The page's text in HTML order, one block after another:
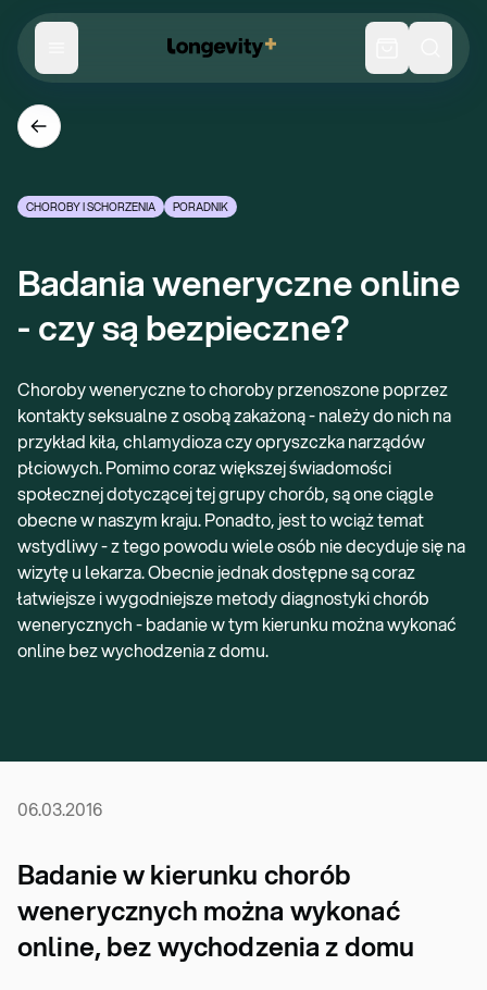
CHOROBY I SCHORZENIA PORADNIK
Badania weneryczne online
- czy są bezpieczne?
Choroby weneryczne to choroby przenoszone poprzez
kontakty seksualne z osobą zakażoną - należy do nich na
przykład kiła, chlamydioza czy opryszczka narządów
płciowych. Pomimo coraz większej świadomości
społecznej dotyczącej tej grupy chorób, są one ciągle
obecne w naszym kraju. Ponadto, jest to wciąż temat
wstydliwy - z tego powodu wiele osób nie decyduje się na
wizytę u lekarza. Obecnie jednak dostępne są coraz
łatwiejsze i wygodniejsze metody diagnostyki chorób
wenerycznych - badanie w tym kierunku można wykonać
online bez wychodzenia z domu.
06.03.2016
Badanie w kierunku chorób
wenerycznych można wykonać
online, bez wychodzenia z domu